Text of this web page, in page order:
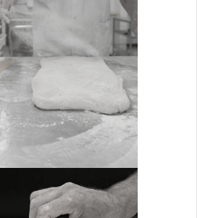
FLEURAGE
Travail de la pâte
ZOOM